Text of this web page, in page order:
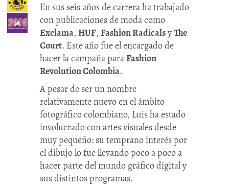
En sus seis años de carrera ha trabajado
con publicaciones de moda como
Exclama, HUF, Fashion RadicalsyThe
Court. Este año fue el encargado de
hacer la campaña paraFashion
Revolution Colombia.
A pesar de ser un nombre
relativamente nuevo en el ámbito
fotográfico colombiano, Luis ha estado
involucrado con artes visuales desde
muy pequeño: su temprano interés por
el dibujo lo fue llevando poco a poco a
hacer parte del mundo gráfico digital y
sus distintos programas.